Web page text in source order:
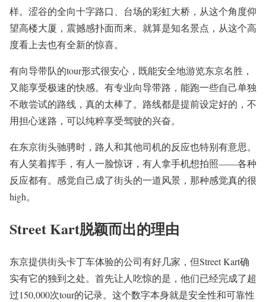
样。涩谷的全向十字路口、台场的彩虹大桥，从这个角度仰
望高楼大厦，震撼感扑面而来。就算是知名景点，从这个高
度看上去也有全新的惊喜。
有向导带队的tour形式很安心，既能安全地游览东京名胜，
又能享受极速的快感。有专业向导带路，能跑一些自己单独
不敢尝试的路线，真的太棒了。路线都是提前设定好的，不
用担心迷路，可以纯粹享受驾驶的兴奋。
在东京街头驰骋时，路人和其他司机的反应也特别有意思。
有人笑着挥手，有人一脸惊讶，有人拿手机想拍照——各种
反应都有。感觉自己成了街头的一道风景，那种感觉真的很
high。
Street Kart脱颖而出的理由
东京提供街头卡丁车体验的公司有好几家，但Street Kart确
实有它的独到之处。首先让人吃惊的是，他们已经完成了超
过150,000次tour的记录。这个数字本身就是安全性和可靠性